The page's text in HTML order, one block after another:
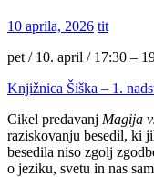
10 aprila, 2026 tit
pet / 10. april / 17:30 –
Knjižnica Šiška – 1.
Cikel predavanj Magija
raziskovanju besedil, ki
besedila niso zgolj
o jeziku, svetu in nas